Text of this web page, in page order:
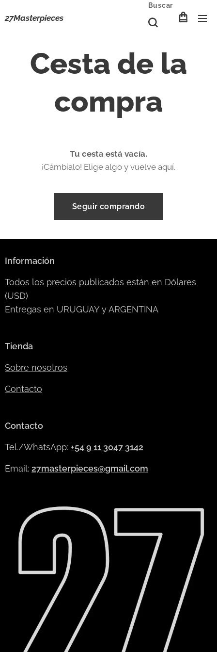
27Masterpieces
Buscar
Cesta de la
compra
Tu cesta está vacía.
¡Cámbialo! Elige algo y vuelve aquí.
Seguir comprando
Información
Todos los precios publicados están en Dólares
(USD)
Entregas en URUGUAY y ARGENTINA
Tienda
Sobre nosotros
Contacto
Contacto
Tel./WhatsApp: +54 9 11 3047 3142
Email: 27masterpieces@gmail.com